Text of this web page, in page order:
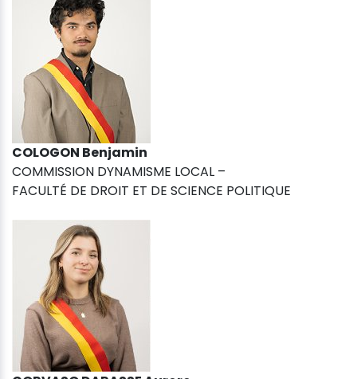
COLOGON Benjamin
COMMISSION DYNAMISME LOCAL –
FACULTÉ DE DROIT ET DE SCIENCE POLITIQUE